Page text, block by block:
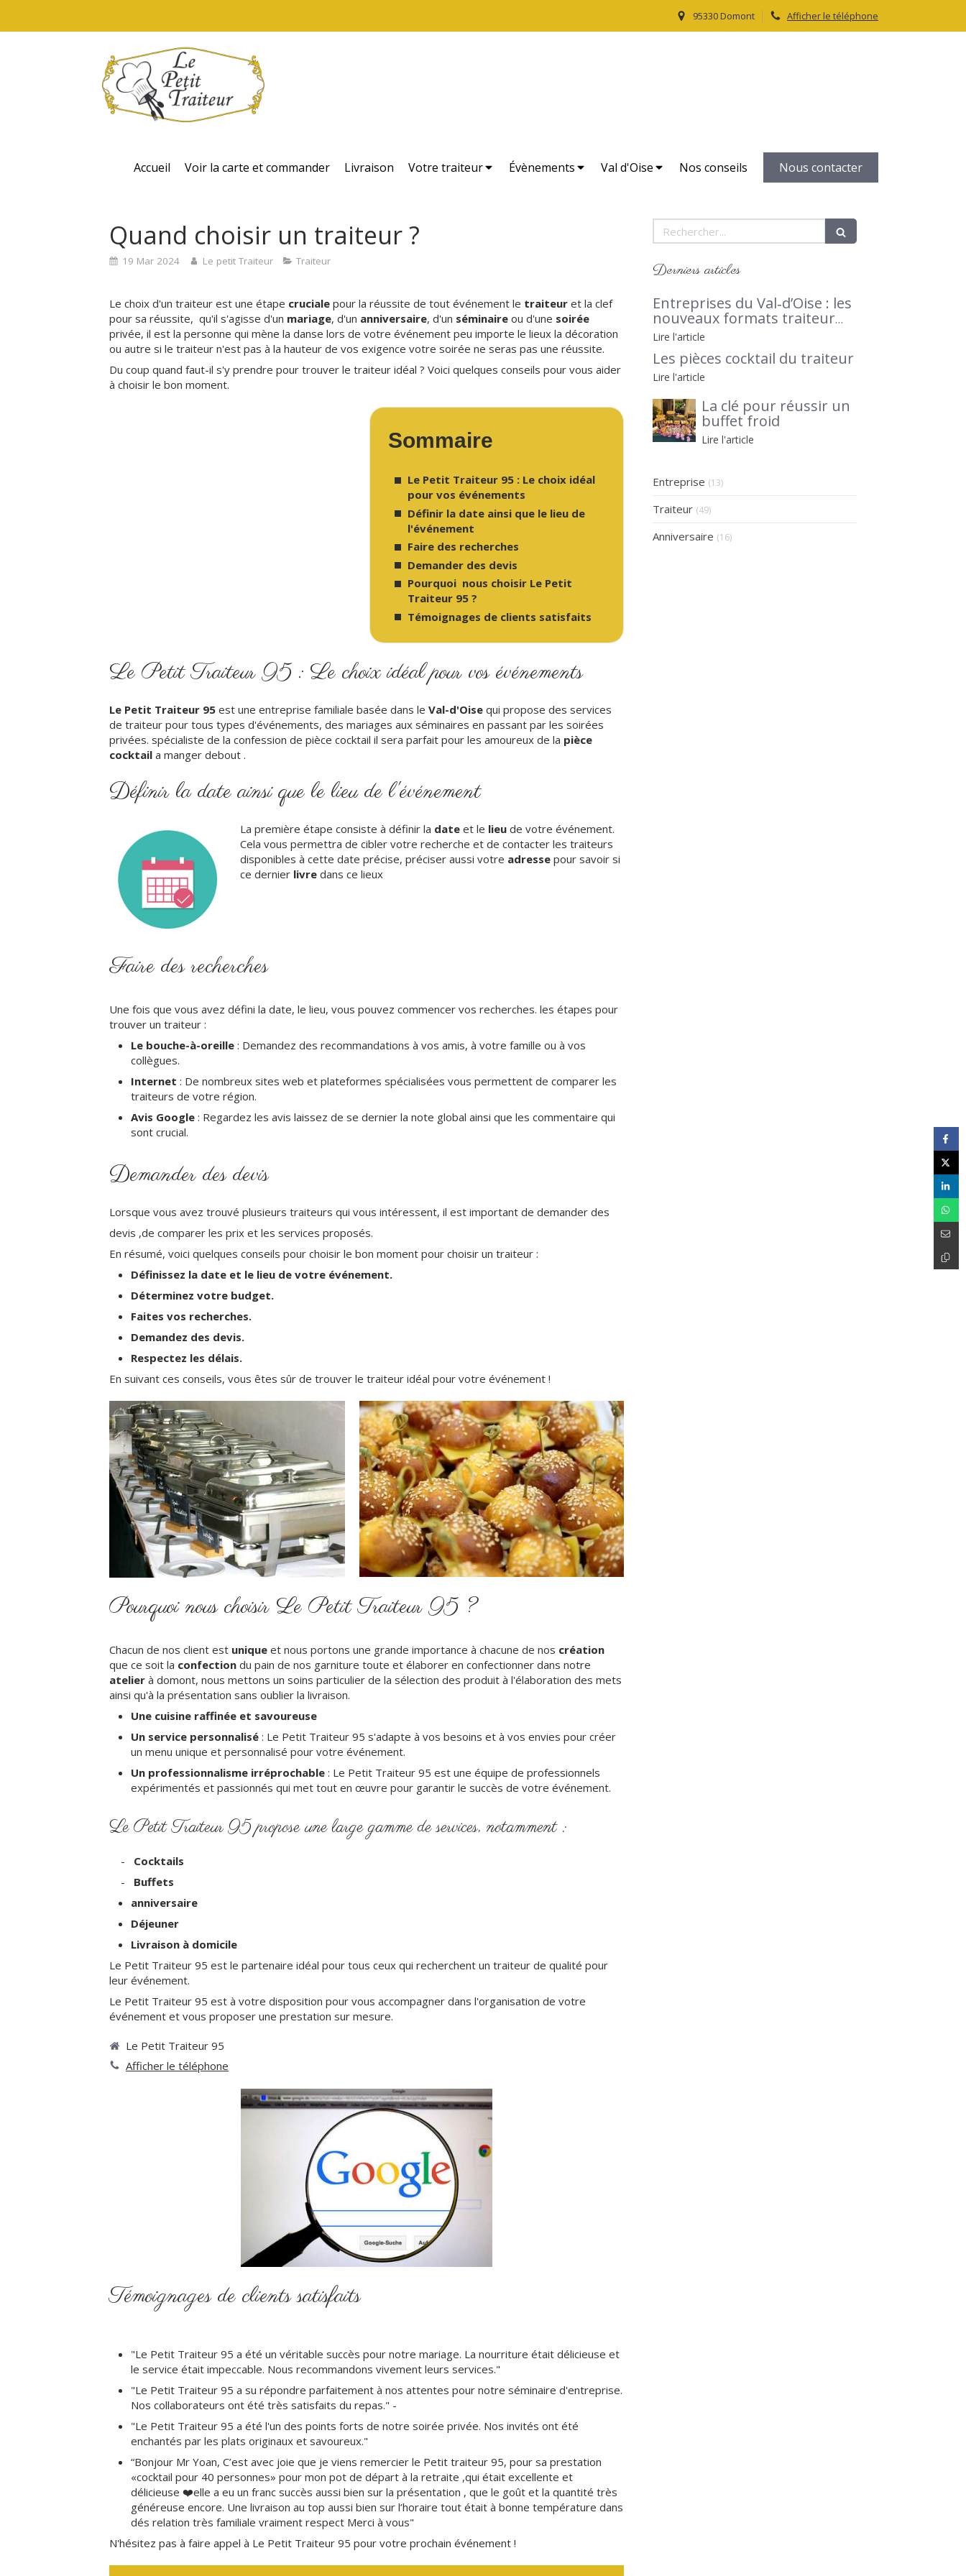
Afficher le téléphone
95330 Domont
Accueil Voir la carte et commander Livraison Votre traiteur Évènements Val d'Oise Nos conseils Nous contacter
Quand choisir un traiteur ?
19 Mar 2024 Le petit Traiteur Traiteur
Le choix d'un traiteur est une étape cruciale pour la réussite de tout événement le traiteur et la clef
pour sa réussite, qu'il s'agisse d'un mariage, d'un anniversaire, d'un séminaire ou d'une soirée
privée, il est la personne qui mène la danse lors de votre événement peu importe le lieux la décoration
ou autre si le traiteur n'est pas à la hauteur de vos exigence votre soirée ne seras pas une réussite.
Du coup quand faut-il s'y prendre pour trouver le traiteur idéal ? Voici quelques conseils pour vous aider
à choisir le bon moment.
Sommaire
Le Petit Traiteur 95 : Le choix idéal
pour vos événements
Définir la date ainsi que le lieu de
l'événement
Faire des recherches
Demander des devis
Pourquoi nous choisir Le Petit
Traiteur 95 ?
Témoignages de clients satisfaits
Le Petit Traiteur 95 : Le choix idéal pour vos événements
Le Petit Traiteur 95 est une entreprise familiale basée dans le Val-d'Oise qui propose des services
de traiteur pour tous types d'événements, des mariages aux séminaires en passant par les soirées
privées. spécialiste de la confession de pièce cocktail il sera parfait pour les amoureux de la pièce
cocktail a manger debout .
Définir la date ainsi que le lieu de l'événement
La première étape consiste à définir la date et le lieude votre événement.
Cela vous permettra de cibler votre recherche et de contacter les traiteurs
disponibles à cette date précise, préciser aussi votre adresse pour savoir si
ce dernier livre dans ce lieux
Faire des recherches
Une fois que vous avez défini la date, le lieu, vous pouvez commencer vos recherches. les étapes pour
trouver un traiteur :
Le bouche-à-oreille : Demandez des recommandations à vos amis, à votre famille ou à vos
collègues.
Internet : De nombreux sites web et plateformes spécialisées vous permettent de comparer les
traiteurs de votre région.
Avis Google : Regardez les avis laissez de se dernier la note global ainsi que les commentaire qui
sont crucial.
Demander des devis
Lorsque vous avez trouvé plusieurs traiteurs qui vous intéressent, il est important de demander des
devis ,de comparer les prix et les services proposés.
En résumé, voici quelques conseils pour choisir le bon moment pour choisir un traiteur :
Définissez la date et le lieu de votre événement.
Déterminez votre budget.
Faites vos recherches.
Demandez des devis.
Respectez les délais.
En suivant ces conseils, vous êtes sûr de trouver le traiteur idéal pour votre événement !
Pourquoi nous choisir Le Petit Traiteur 95 ?
Chacun de nos client est unique et nous portons une grande importance à chacune de nos création
que ce soit la confection du pain de nos garniture toute et élaborer en confectionner dans notre
atelier à domont, nous mettons un soins particulier de la sélection des produit à l'élaboration des mets
ainsi qu'à la présentation sans oublier la livraison.
Une cuisine raffinée et savoureuse
Un service personnalisé : Le Petit Traiteur 95 s'adapte à vos besoins et à vos envies pour créer
un menu unique et personnalisé pour votre événement.
Un professionnalisme irréprochable : Le Petit Traiteur 95 est une équipe de professionnels
expérimentés et passionnés qui met tout en œuvre pour garantir le succès de votre événement.
Le Petit Traiteur 95 propose une large gamme de services, notamment :
- Cocktails
- Buffets
anniversaire
Déjeuner
Livraison à domicile
Le Petit Traiteur 95 est le partenaire idéal pour tous ceux qui recherchent un traiteur de qualité pour
leur événement.
Le Petit Traiteur 95 est à votre disposition pour vous accompagner dans l'organisation de votre
événement et vous proposer une prestation sur mesure.
Le Petit Traiteur 95
Afficher le téléphone
Témoignages de clients satisfaits
"Le Petit Traiteur 95 a été un véritable succès pour notre mariage. La nourriture était délicieuse et
le service était impeccable. Nous recommandons vivement leurs services."
"Le Petit Traiteur 95 a su répondre parfaitement à nos attentes pour notre séminaire d'entreprise.
Nos collaborateurs ont été très satisfaits du repas." -
"Le Petit Traiteur 95 a été l'un des points forts de notre soirée privée. Nos invités ont été
enchantés par les plats originaux et savoureux."
“Bonjour Mr Yoan, C’est avec joie que je viens remercier le Petit traiteur 95, pour sa prestation
«cocktail pour 40 personnes» pour mon pot de départ à la retraite ,qui était excellente et
délicieuse ❤️elle a eu un franc succès aussi bien sur la présentation , que le goût et la quantité très
généreuse encore. Une livraison au top aussi bien sur l’horaire tout était à bonne température dans
dés relation très familiale vraiment respect Merci à vous"
N'hésitez pas à faire appel à Le Petit Traiteur 95 pour votre prochain événement !
Rechercher
Derniers articles
Entreprises du Val‑d’Oise : les
nouveaux formats traiteur
pour séminaires et
afterworks, avec Le Petit
Traiteur 95 en lumière
Lire l'article
Les pièces cocktail du traiteur
Lire l'article
La clé pour réussir un
buffet froid
Lire l'article
Entreprise (13)
Traiteur (49)
Anniversaire (16)